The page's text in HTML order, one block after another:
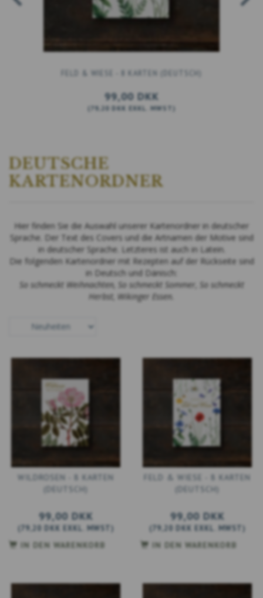
FELD & WIESE - 8 KARTEN (DEUTSCH)
99,00 DKK
79,20 DKK EXKL. MWST
DEUTSCHE
KARTENORDNER
Hier finden Sie die Auswahl unserer Kartenordner in deutscher
Sprache. Der Text des Covers und die Artnamen der Motive sind
in deutscher Sprache. Letzteres ist auch in Latein.
Die folgenden Kartenordner mit Rezepten auf der Rückseite sind
in Deutsch und Dänisch:
So schmeckt Weihnachten, So schmeckt Sommer, So schmeckt
Herbst, Wikinger Essen.
WILDROSEN - 8 KARTEN
(DEUTSCH)
99,00 DKK
79,20 DKK EXKL. MWST
IN DEN WARENKORB
FELD & WIESE - 8 KARTEN
(DEUTSCH)
99,00 DKK
79,20 DKK EXKL. MWST
IN DEN WARENKORB